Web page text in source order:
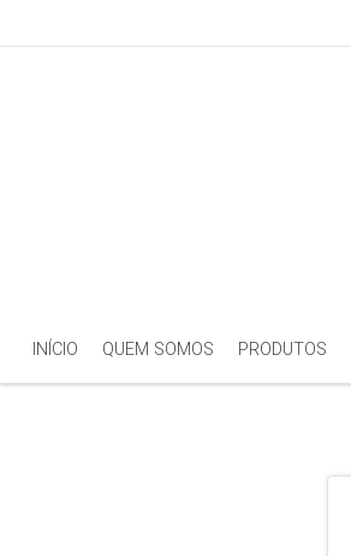
INÍCIO QUEM SOMOS PRODUTOS